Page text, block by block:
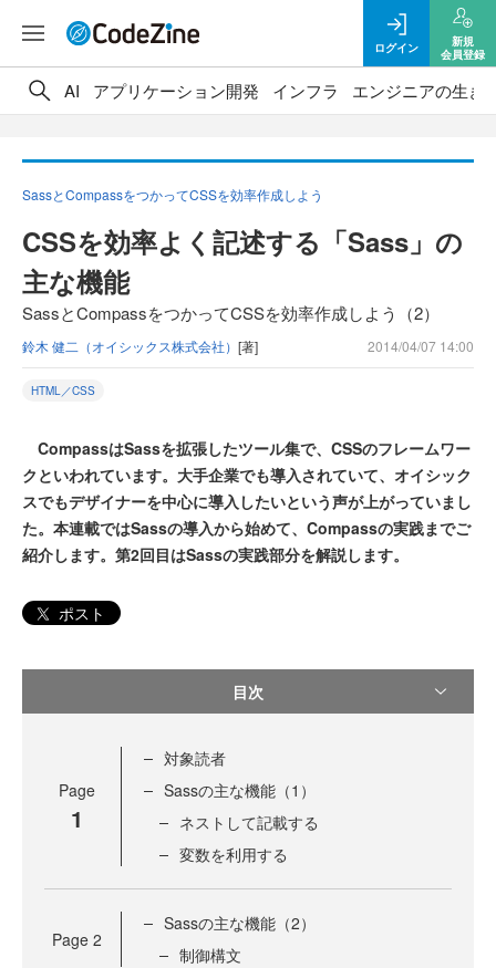
ログイン
新規
会員登録
AI アプリケーション開発 インフラ エンジニアの生き
SassとCompassをつかってCSSを効率作成しよう
CSSを効率よく記述する「Sass」の
主な機能
SassとCompassをつかってCSSを効率作成しよう（2）
鈴木 健二（オイシックス株式会社） [著] 2014/04/07 14:00
HTML／CSS
CompassはSassを拡張したツール集で、CSSのフレームワー
クといわれています。大手企業でも導入されていて、オイシック
スでもデザイナーを中心に導入したいという声が上がっていまし
た。本連載ではSassの導入から始めて、Compassの実践までご
紹介します。第2回目はSassの実践部分を解説します。
ポスト
目次
Page
1
対象読者
Sassの主な機能（1）
ネストして記載する
変数を利用する
Page 2
Sassの主な機能（2）
制御構文